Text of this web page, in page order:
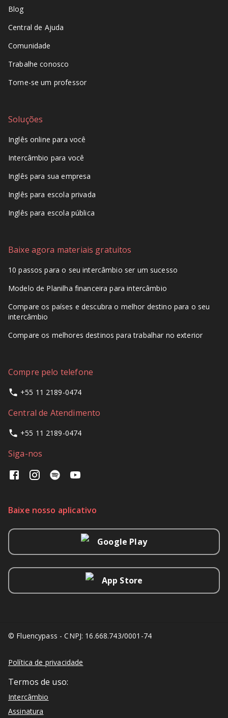
Blog
Central de Ajuda
Comunidade
Trabalhe conosco
Torne-se um professor
Soluções
Inglês online para você
Intercâmbio para você
Inglês para sua empresa
Inglês para escola privada
Inglês para escola pública
Baixe agora materiais gratuitos
10 passos para o seu intercâmbio ser um sucesso
Modelo de Planilha financeira para intercâmbio
Compare os países e descubra o melhor destino para o seu
intercâmbio
Compare os melhores destinos para trabalhar no exterior
Compre pelo telefone
+55 11 2189-0474
Central de Atendimento
+55 11 2189-0474
Siga-nos
Baixe nosso aplicativo
Google Play
App Store
© Fluencypass - CNPJ: 16.668.743/0001-74
Política de privacidade
Termos de uso:
Intercâmbio
Assinatura